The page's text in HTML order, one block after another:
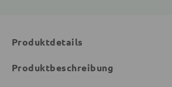
Produktdetails
Produktbeschreibung